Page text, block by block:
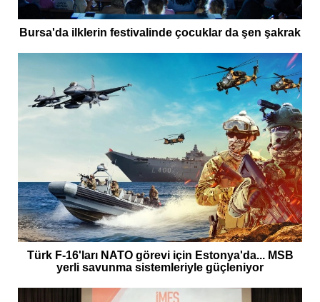
Bursa'da ilklerin festivalinde çocuklar da şen şakrak
Türk F-16'ları NATO görevi için Estonya'da... MSB
yerli savunma sistemleriyle güçleniyor